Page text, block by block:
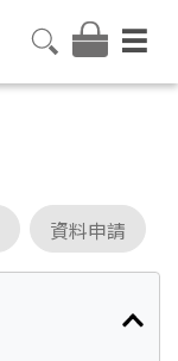
資料申請